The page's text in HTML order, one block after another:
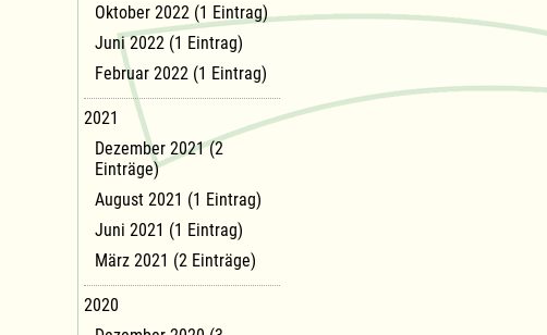
Oktober 2022 (1 Eintrag)
Juni 2022 (1 Eintrag)
Februar 2022 (1 Eintrag)
2021
Dezember 2021 (2
Einträge)
August 2021 (1 Eintrag)
Juni 2021 (1 Eintrag)
März 2021 (2 Einträge)
2020